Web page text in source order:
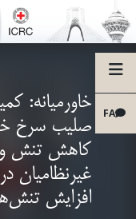
FA
خاورمیانه:
صلیب سرخ
کاهش تنش و
غیرنظامیان
افزایش